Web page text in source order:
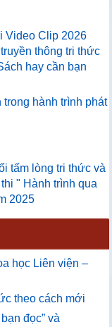
Video Clip 2026
thông tri thức
hay cần bạn
trong hành trình phát
tấm lòng tri thức và
" Hành trình qua
2025
dẫn truy cập
Ebook
học Liên viện –
theo cách mới
đọc” và